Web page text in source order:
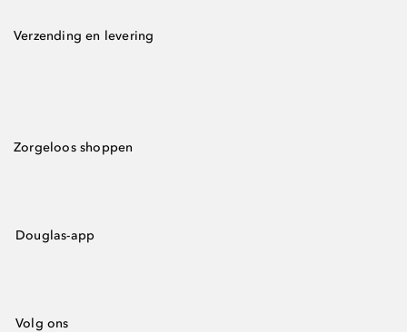
Verzending en levering
Zorgeloos shoppen
Douglas-app
Volg ons